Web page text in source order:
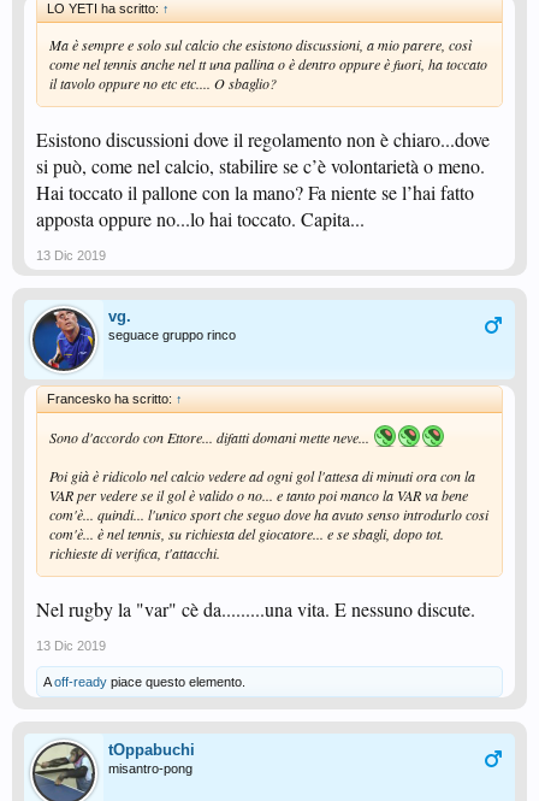
LO YETI ha scritto: ↑
Ma è sempre e solo sul calcio che esistono discussioni, a mio parere, così
come nel tennis anche nel tt una pallina o è dentro oppure è fuori, ha toccato
il tavolo oppure no etc etc.... O sbaglio?
Esistono discussioni dove il regolamento non è chiaro...dove
si può, come nel calcio, stabilire se c’è volontarietà o meno.
Hai toccato il pallone con la mano? Fa niente se l’hai fatto
apposta oppure no...lo hai toccato. Capita...
13 Dic 2019
vg.
seguace gruppo rinco
Francesko ha scritto: ↑
Sono d'accordo con Ettore... difatti domani mette neve...
Poi già è ridicolo nel calcio vedere ad ogni gol l'attesa di minuti ora con la
VAR per vedere se il gol è valido o no... e tanto poi manco la VAR va bene
com'è... quindi... l'unico sport che seguo dove ha avuto senso introdurlo cosi
com'è... è nel tennis, su richiesta del giocatore... e se sbagli, dopo tot.
richieste di verifica, t'attacchi.
Nel rugby la "var" cè da.........una vita. E nessuno discute.
13 Dic 2019
Aoff-ready piace questo elemento.
tOppabuchi
misantro-pong